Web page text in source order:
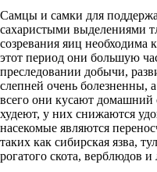
Самцы и самки для
сахаристыми выделениями
созревания яиц
этот период они большую
преследовании добычи,
слепней очень болезненны,
всего они кусают домашний
худеют, у них снижаются
насекомые являются
таких как сибирская язва,
рогатого скота, верблюдов